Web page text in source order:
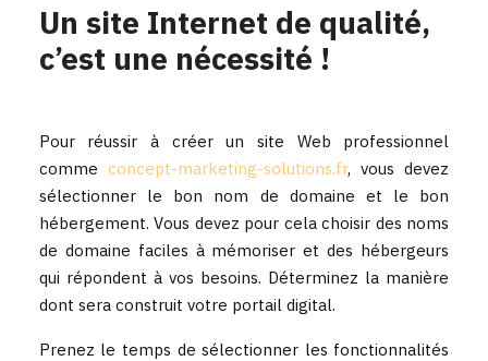
Un site Internet de qualité,
c’est une nécessité !
Pour réussir à créer un site Web professionnel
comme concept-marketing-solutions.fr, vous devez
sélectionner le bon nom de domaine et le bon
hébergement. Vous devez pour cela choisir des noms
de domaine faciles à mémoriser et des hébergeurs
qui répondent à vos besoins. Déterminez la manière
dont sera construit votre portail digital.
Prenez le temps de sélectionner les fonctionnalités